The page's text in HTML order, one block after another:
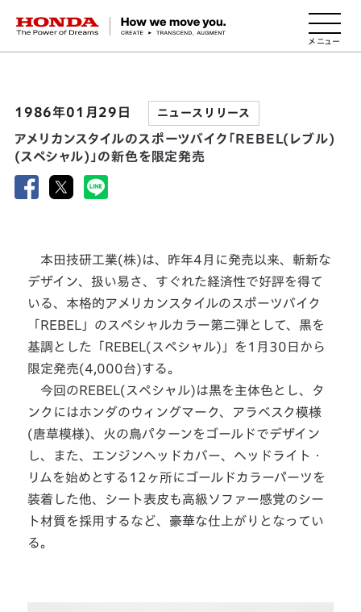
HONDA The Power of Dreams
1986年01月29日 ニュースリリース
アメリカンスタイルのスポーツバイク「REBEL(レブル)
(スペシャル)」の新色を限定発売
本田技研工業(株)は、昨年4月に発売以来、斬新な
デザイン、扱い易さ、すぐれた経済性で好評を得て
いる、本格的アメリカンスタイルのスポーツバイク
「REBEL」のスペシャルカラー第二弾として、黒を
基調とした「REBEL(スペシャル)」を1月30日から
限定発売(4,000台)する。
今回のREBEL(スペシャル)は黒を主体色とし、タ
ンクにはホンダのウィングマーク、アラベスク模様
(唐草模様)、火の鳥パターンをゴールドでデザイン
し、また、エンジンヘッドカバー、ヘッドライト・
リムを始めとする12ヶ所にゴールドカラーパーツを
装着した他、シート表皮も高級ソファー感覚のシー
ト材質を採用するなど、豪華な仕上がりとなってい
る。